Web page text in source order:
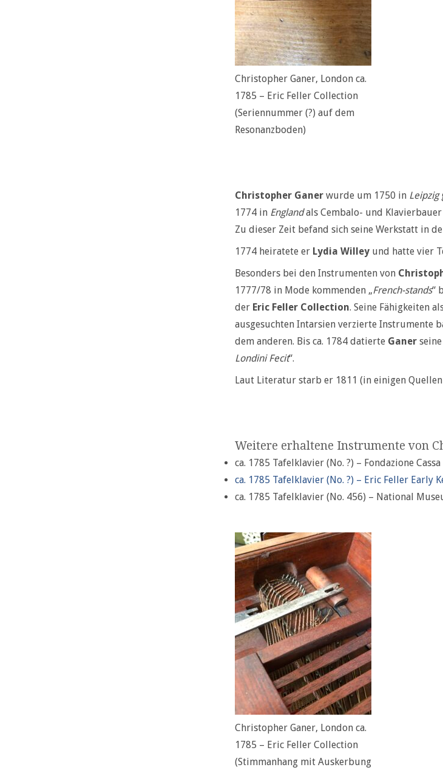
Christopher Ganer, London ca.
1785 – Eric Feller Collection
(Seriennummer (?) auf dem
Resonanzboden)
Christopher Ganerwurde um 1750 in Leipzig
1774 in Englandals Cembalo- und Klavierbauer
Zu dieser Zeit befand sich seine Werkstatt in
1774 heiratete er Lydia Willeyund hatte vier
Besonders bei den Instrumenten von
1777/78 in Mode kommenden „French-stands“
der Eric Feller Collection. Seine Fähigkeiten
ausgesuchten Intarsien verzierte Instrumente
dem anderen. Bis ca. 1784 datierte Ganer
Londini Fecit“.
Laut Literatur starb er 1811 (in einigen Quellen
Weitere erhaltene Instrumente von
ca. 1785 Tafelklavier (No. ?) – Fondazione
ca. 1785 Tafelklavier (No. ?) – Eric Feller Early
ca. 1785 Tafelklavier (No. 456) – National
Christopher Ganer, London ca.
1785 – Eric Feller Collection
(Stimmanhang mit Auskerbung